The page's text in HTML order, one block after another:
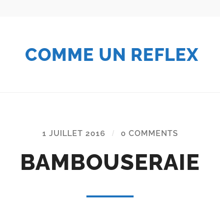
COMME UN REFLEX
1 JUILLET 2016 / 0 COMMENTS
BAMBOUSERAIE